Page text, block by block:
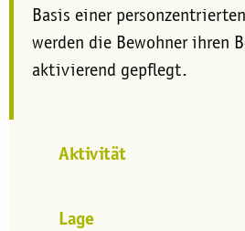
Basis einer
werden die Bewohner ihren
aktivierend gepflegt.
Aktivität
Lage